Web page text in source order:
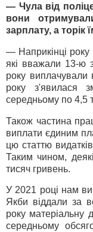
— Чула від
вони
зарплату, а торік
— Наприкінці року
які вважали 13-ю
року
року з'явилася
середньому по 4,5
Також частина
виплати єдиним
цю статтю
Таким чином,
тисяч гривень.
У 2021 році нам
Якби віддали за
року матеріальну
середньому